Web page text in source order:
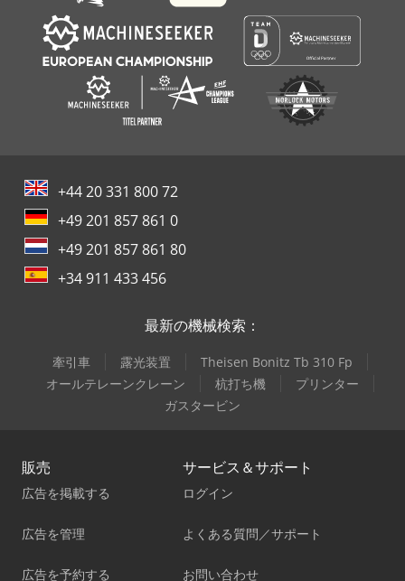
+44 20 331 800 72
+49 201 857 861 0
+49 201 857 861 80
+34 911 433 456
最新の機械検索：
牽引車 露光装置
Theisen Bonitz Tb 310 Fp
オールテレーンクレーン
杭打ち機
プリンター
ガスタービン
販売
広告を掲載する
広告を管理
広告を予約する
サービス＆サポート
ログイン
よくある質問／サポート
お問い合わせ